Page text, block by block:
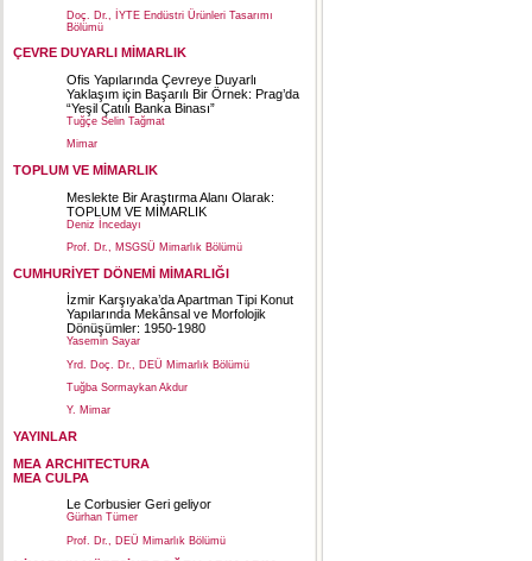
Doç. Dr., İYTE Endüstri Ürünleri Tasarımı
Bölümü
ÇEVRE DUYARLI MİMARLIK
Ofis Yapılarında Çevreye Duyarlı
Yaklaşım için Başarılı Bir Örnek: Prag’da
“Yeşil Çatılı Banka Binası”
Tuğçe Selin Tağmat
Mimar
TOPLUM VE MİMARLIK
Meslekte Bir Araştırma Alanı Olarak:
TOPLUM VE MİMARLIK
Deniz İncedayı
Prof. Dr., MSGSÜ Mimarlık Bölümü
CUMHURİYET DÖNEMİ MİMARLIĞI
İzmir Karşıyaka’da Apartman Tipi Konut
Yapılarında Mekânsal ve Morfolojik
Dönüşümler: 1950-1980
Yasemin Sayar
Yrd. Doç. Dr., DEÜ Mimarlık Bölümü
Tuğba Sormaykan Akdur
Y. Mimar
YAYINLAR
MEA ARCHITECTURA
MEA CULPA
Le Corbusier Geri geliyor
Gürhan Tümer
Prof. Dr., DEÜ Mimarlık Bölümü